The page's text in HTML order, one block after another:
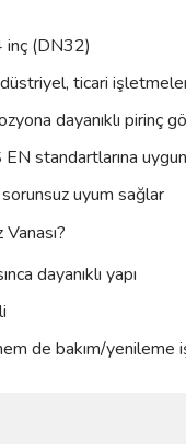
inç (DN32)
ticari
dayanıklı pirinç
EN standartlarına
uyum sağlar
dayanıklı yapı
de bakım/yenileme